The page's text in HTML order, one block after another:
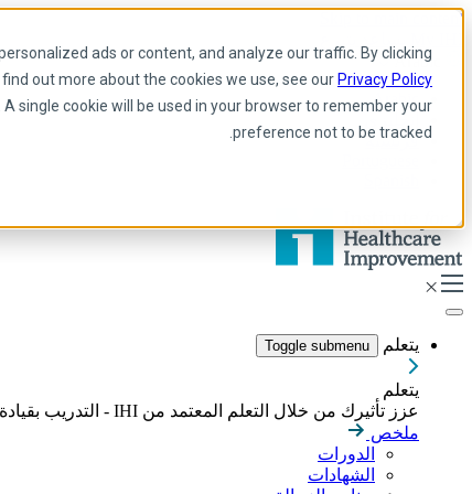
ads or content, and analyze our traffic. By clicking
out more about the cookies we use, see our Privacy Policy
single cookie will be used in your browser to remember your
preference not to be tracked.
Skip to main content
Arabic
Arabic
إنجليزي
فرنسية
يتعلم Toggle submenu
يتعلم
عزز تأثيرك من خلال التعلم المعتمد من IHI - التدريب بقيادة الخبراء، والدورات التدريبية عبر الإنترنت، والشهادات المصممة لبناء المهارات اللازمة لقيادة تحسين الرعاية الصحية بشكل هادف.
ملخص
الدورات
الشهادات